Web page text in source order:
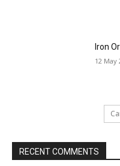
Iron
12 May
RECENT COMMENTS